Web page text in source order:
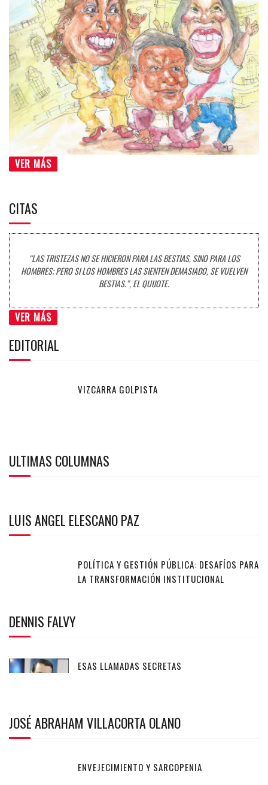
VER MÁS
CITAS
“LAS TRISTEZAS NO SE HICIERON PARA LAS BESTIAS, SINO PARA LOS
HOMBRES; PERO SI LOS HOMBRES LAS SIENTEN DEMASIADO, SE VUELVEN
BESTIAS.”, EL QUIJOTE.
VER MÁS
EDITORIAL
VIZCARRA GOLPISTA
ULTIMAS COLUMNAS
LUIS ANGEL ELESCANO PAZ
POLÍTICA Y GESTIÓN PÚBLICA: DESAFÍOS PARA
LA TRANSFORMACIÓN INSTITUCIONAL
DENNIS FALVY
ESAS LLAMADAS SECRETAS
JOSÉ ABRAHAM VILLACORTA OLANO
ENVEJECIMIENTO Y SARCOPENIA